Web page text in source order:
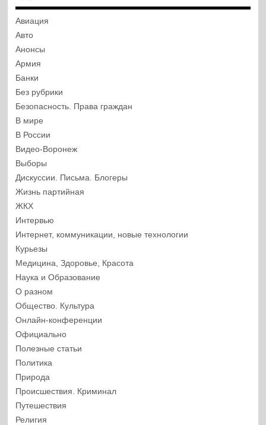
Авиация
Авто
Анонсы
Армия
Банки
Без рубрики
Безопасность. Права граждан
В мире
В России
Видео-Воронеж
Выборы
Дискуссии. Письма. Блогеры
Жизнь партийная
ЖКХ
Интервью
Интернет, коммуникации, новые технологии
Курьезы
Медицина, Здоровье, Красота
Наука и Образование
О разном
Общество. Культура
Онлайн-конференции
Официально
Полезные статьи
Политика
Природа
Происшествия. Криминал
Путешествия
Религия